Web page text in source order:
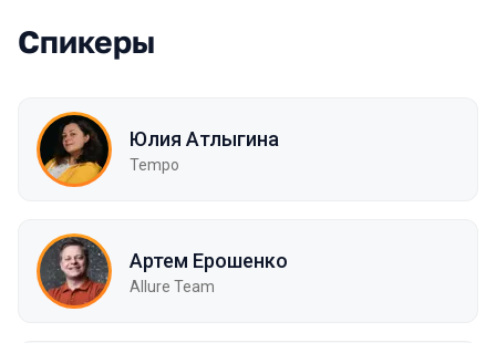
Спикеры
Юлия Атлыгина
Tempo
Артем Ерошенко
Allure Team